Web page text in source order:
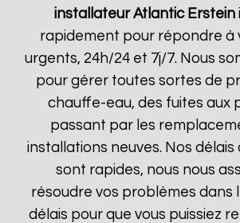
installateur Atlantic Erstein
rapidement pour répondre à
urgents, 24h/24 et 7j/7. Nous
pour gérer toutes sortes de
chauffe-eau, des fuites aux
passant par les
installations neuves. Nos
sont rapides, nous nous
résoudre vos problèmes dans
délais pour que vous puissiez